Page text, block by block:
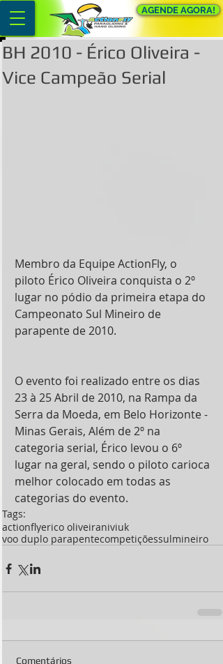
AGENDE AGORA!
​BH 2010 - Érico Oliveira -
Vice Campeão Serial
Membro da Equipe ActionFly, o
piloto Érico Oliveira conquista o 2º
lugar no pódio da primeira etapa do
Campeonato Sul Mineiro de
parapente de 2010.
O evento foi realizado entre os dias
23 à 25 Abril de 2010, na Rampa da
Serra da Moeda, em Belo Horizonte -
Minas Gerais, Além de 2º na
categoria serial, Érico levou o 6º
lugar na geral, sendo o piloto carioca
melhor colocado em todas as
categorias do evento.
Tags:
actionflyerico oliveiraniviuk
voo duplo parapentecompetiçõessulmineiro
Comentários